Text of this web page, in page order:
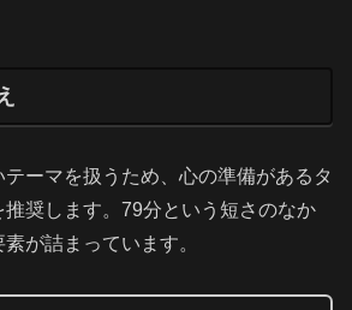
ーマを扱うため、心の準備があるタ
奨します。79分という短さのなか
が詰まっています。